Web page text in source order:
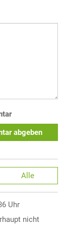
abgeben
Alle
Uhr
nicht